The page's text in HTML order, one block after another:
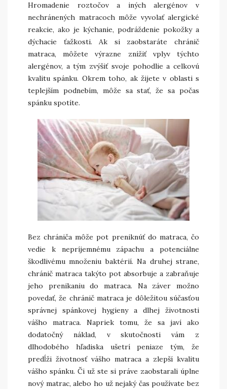
Hromadenie roztočov a iných alergénov v
nechránených matracoch môže vyvolať alergické
reakcie, ako je kýchanie, podráždenie pokožky a
dýchacie ťažkosti. Ak si zaobstaráte chránič
matraca, môžete výrazne znížiť vplyv týchto
alergénov, a tým zvýšiť svoje pohodlie a celkovú
kvalitu spánku. Okrem toho, ak žijete v oblasti s
teplejším podnebím, môže sa stať, že sa počas
spánku spotíte.
Bez chrániča môže pot preniknúť do matraca, čo
vedie k nepríjemnému zápachu a potenciálne
škodlivému množeniu baktérií. Na druhej strane,
chránič matraca takýto pot absorbuje a zabraňuje
jeho prenikaniu do matraca. Na záver možno
povedať, že chránič matraca je dôležitou súčasťou
správnej spánkovej hygieny a dlhej životnosti
vášho matraca. Napriek tomu, že sa javí ako
dodatočný náklad, v skutočnosti vám z
dlhodobého hľadiska ušetrí peniaze tým, že
predĺži životnosť vášho matraca a zlepší kvalitu
vášho spánku. Či už ste si práve zaobstarali úplne
nový matrac, alebo ho už nejaký čas používate bez